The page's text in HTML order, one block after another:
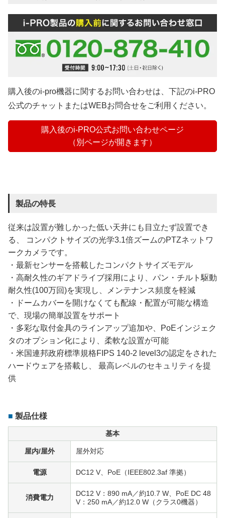
購入後のi-pro機器に関するお問い合わせは、下記のi-PRO
公式のチャットまたはWEBお問合せをご利用ください。
購入後のi-PRO公式お問い合わせページ
（別ページが開きます）
製品の特長
従来は設置が難しかった低い天井にも目立たず設置でき
る、 コンパクトサイズの光学3.1倍ズームのPTZネットワ
ークカメラです。
・最新センサーを搭載したコンパクトサイズモデル
・高耐久性のギアドライブ採用により、パン・チルト駆動
耐久性(100万回)を実現し、メンテナンス頻度を軽減
・ドームカバーを開けなくても配線・配置が可能な構造
で、現場の簡単設置をサポート
・多彩な取付金具のラインアップ追加や、PoEインジェク
タのオプション化により、柔軟な設置が可能
・米国連邦政府標準規格FIPS 140-2 level3の認定をされた
ハードウェアを搭載し、 最高レベルのセキュリティを提
供
製品仕様
基本
屋内/屋外 屋外対応
電源 DC12 V、PoE（IEEE802.3af 準拠）
消費電力
DC12 V：890 mA／約10.7 W、PoE DC 48
V：250 mA／約12.0 W（クラス0機器）